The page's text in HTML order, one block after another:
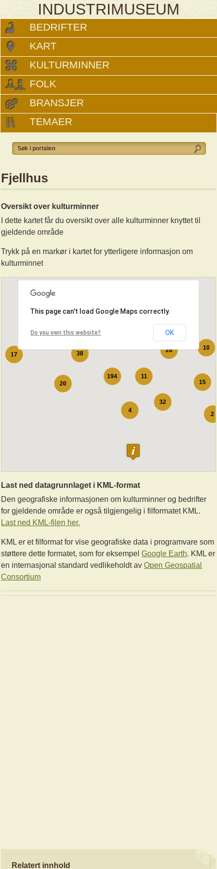
INDUSTRIMUSEUM
BEDRIFTER
KART
KULTURMINNER
FOLK
BRANSJER
TEMAER
Fjellhus
Oversikt over kulturminner
I dette kartet får du oversikt over alle kulturminner knyttet til
gjeldende område
Trykk på en markør i kartet for ytterligere informasjon om
kulturminnet
194
26
17
32
8
38
20
3
10
15
2
11
4
This page can't load Google Maps correctly.
Do you own this website? OK
Last ned datagrunnlaget i KML-format
Den geografiske informasjonen om kulturminner og bedrifter
for gjeldende område er også tilgjengelig i filformatet KML.
Last ned KML-filen her.
KML er et filformat for vise geografiske data i programvare som
støttere dette formatet, som for eksempelGoogle Earth. KML er
en internasjonal standard vedlikeholdt avOpen Geospatial
Consortium
Relatert innhold